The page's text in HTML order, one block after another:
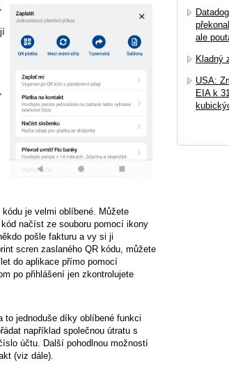
je velmi oblíbené. Můžete
načíst ze souboru pomocí ikony
pošle fakturu a vy si ji
scren zaslaného QR kódu, můžete
do aplikace přímo pomocí
po přihlášení jen zkontrolujete
jednoduše díky oblíbené funkci
například společnou útratu s
účtu. Další pohodlnou možností
(viz dále).
ale
Kladný
USA:
EIA k